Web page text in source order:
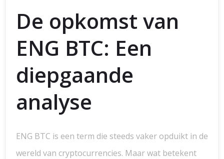
De opkomst van
ENG BTC: Een
diepgaande
analyse
ENG BTC is een term die steeds vaker opduikt in de
wereld van cryptocurrencies. Maar wat betekent